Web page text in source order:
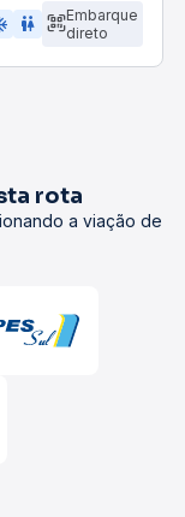
wc
Embarque
direto
rota
a viação de